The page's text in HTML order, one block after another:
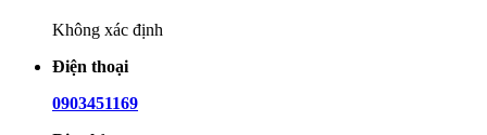
Không xác định
Điện thoại
0903451169